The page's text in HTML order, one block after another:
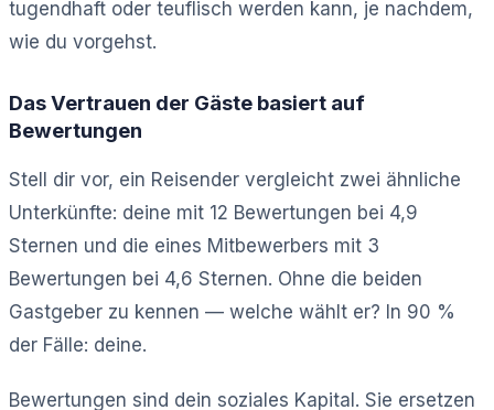
tugendhaft oder teuflisch werden kann, je nachdem,
wie du vorgehst.
Das Vertrauen der Gäste basiert auf
Bewertungen
Stell dir vor, ein Reisender vergleicht zwei ähnliche
Unterkünfte: deine mit 12 Bewertungen bei 4,9
Sternen und die eines Mitbewerbers mit 3
Bewertungen bei 4,6 Sternen. Ohne die beiden
Gastgeber zu kennen — welche wählt er? In 90 %
der Fälle: deine.
Bewertungen sind dein soziales Kapital. Sie ersetzen